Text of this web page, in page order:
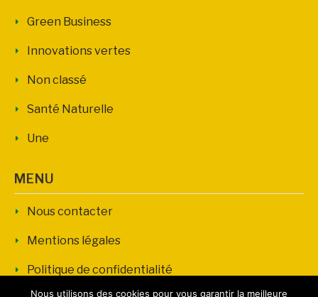
Green Business
Innovations vertes
Non classé
Santé Naturelle
Une
MENU
Nous contacter
Mentions légales
Politique de confidentialité
Nous utilisons des cookies pour vous garantir la meilleure